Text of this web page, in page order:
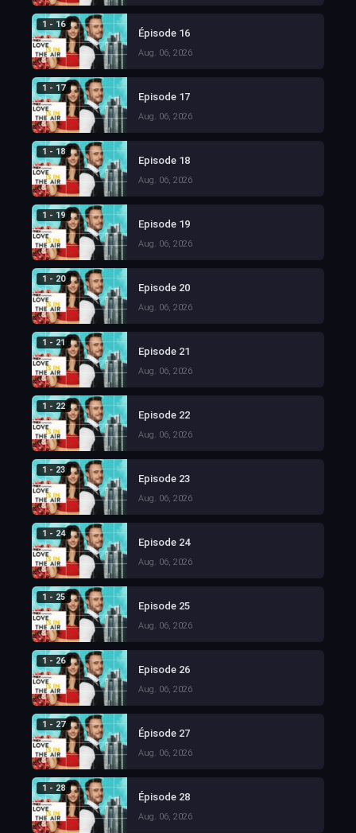
1 - 16
Épisode 16
Aug. 06, 2026
1 - 17
Episode 17
Aug. 06, 2026
1 - 18
Episode 18
Aug. 06, 2026
1 - 19
Episode 19
Aug. 06, 2026
1 - 20
Episode 20
Aug. 06, 2026
1 - 21
Episode 21
Aug. 06, 2026
1 - 22
Episode 22
Aug. 06, 2026
1 - 23
Episode 23
Aug. 06, 2026
1 - 24
Episode 24
Aug. 06, 2026
1 - 25
Episode 25
Aug. 06, 2026
1 - 26
Episode 26
Aug. 06, 2026
1 - 27
Épisode 27
Aug. 06, 2026
1 - 28
Épisode 28
Aug. 06, 2026